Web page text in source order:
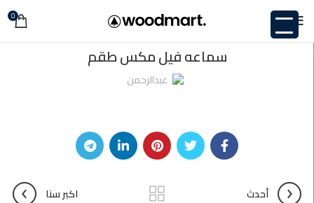
0 غير مصنف
سماعه فيل مكس طقم
عبدالرحمن
أحدث اكبر سنا